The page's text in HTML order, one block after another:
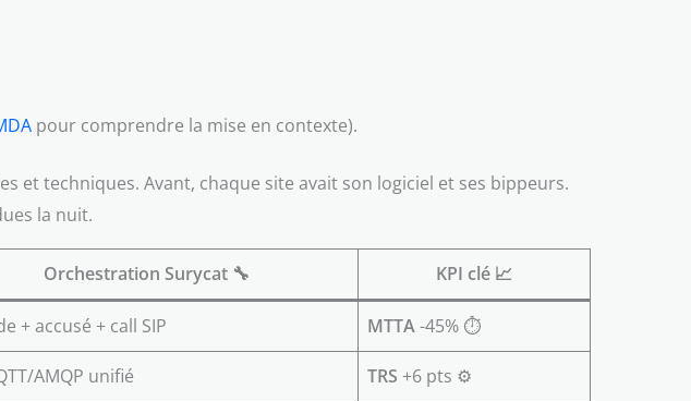
pour comprendre la mise en contexte).
et techniques. Avant, chaque site avait son logiciel et ses bippeurs.
la nuit.
Orchestration Surycat 🔧 KPI clé 📈
+ accusé + call SIP MTTA-45% ⏱️
AMQP unifié TRS +6 pts ⚙️